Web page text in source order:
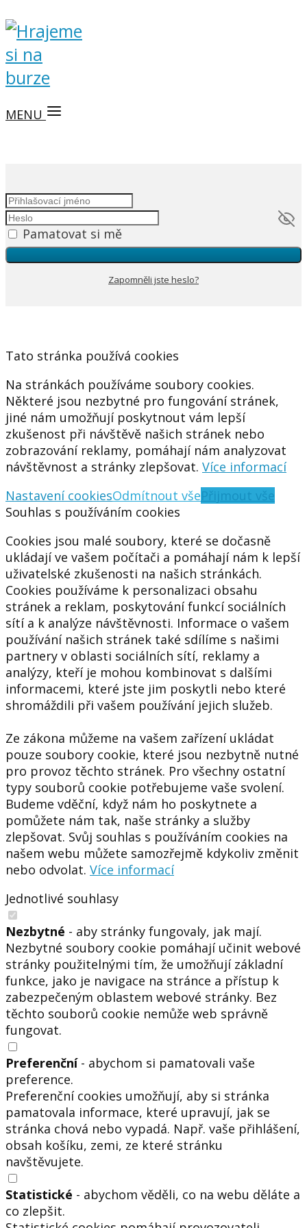
MENU
Pamatovat si mě
Zapomněli jste heslo?
Tato stránka používá cookies
Na stránkách používáme soubory cookies.
Některé jsou nezbytné pro fungování stránek,
jiné nám umožňují poskytnout vám lepší
zkušenost při návštěvě našich stránek nebo
zobrazování reklamy, pomáhají nám analyzovat
návštěvnost a stránky zlepšovat. Více informací
Nastavení cookiesOdmítnout všePřijmout vše
Souhlas s používáním cookies
Cookies jsou malé soubory, které se dočasně
ukládají ve vašem počítači a pomáhají nám k lepší
uživatelské zkušenosti na našich stránkách.
Cookies používáme k personalizaci obsahu
stránek a reklam, poskytování funkcí sociálních
sítí a k analýze návštěvnosti. Informace o vašem
používání našich stránek také sdílíme s našimi
partnery v oblasti sociálních sítí, reklamy a
analýzy, kteří je mohou kombinovat s dalšími
informacemi, které jste jim poskytli nebo které
shromáždili při vašem používání jejich služeb.
Ze zákona můžeme na vašem zařízení ukládat
pouze soubory cookie, které jsou nezbytně nutné
pro provoz těchto stránek. Pro všechny ostatní
typy souborů cookie potřebujeme vaše svolení.
Budeme vděční, když nám ho poskytnete a
pomůžete nám tak, naše stránky a služby
zlepšovat. Svůj souhlas s používáním cookies na
našem webu můžete samozřejmě kdykoliv změnit
nebo odvolat. Více informací
Jednotlivé souhlasy
Nezbytné - aby stránky fungovaly, jak mají.
Nezbytné soubory cookie pomáhají učinit webové
stránky použitelnými tím, že umožňují základní
funkce, jako je navigace na stránce a přístup k
zabezpečeným oblastem webové stránky. Bez
těchto souborů cookie nemůže web správně
fungovat.
Preferenční- abychom si pamatovali vaše
preference.
Preferenční cookies umožňují, aby si stránka
pamatovala informace, které upravují, jak se
stránka chová nebo vypadá. Např. vaše přihlášení,
obsah košíku, zemi, ze které stránku
navštěvujete.
Statistické - abychom věděli, co na webu děláte a
co zlepšit.